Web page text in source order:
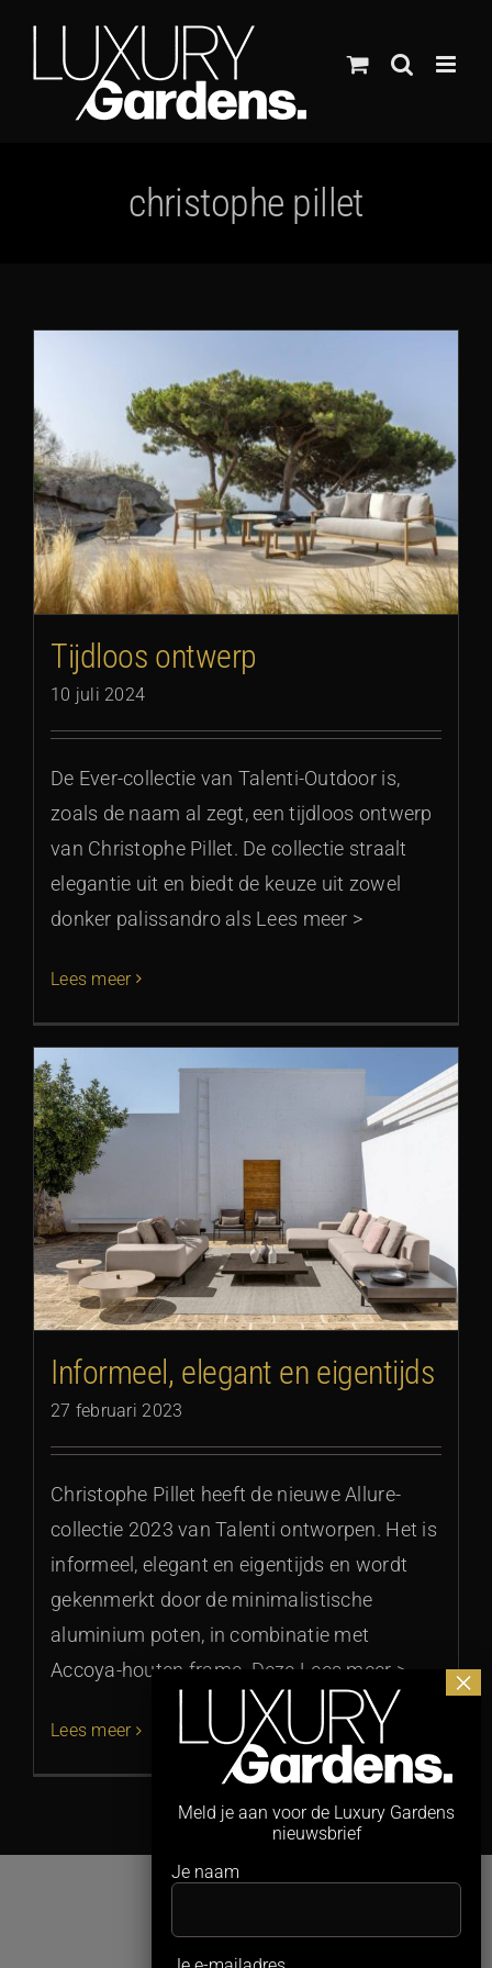
inhoud
christophe pillet
Tijdloos ontwerp
10 juli 2024
De Ever-collectie van Talenti-Outdoor is,
zoals de naam al zegt, een tijdloos ontwerp
van Christophe Pillet. De collectie straalt
elegantie uit en biedt de keuze uit zowel
donker palissandro als Lees meer >
Lees meer
Informeel, elegant en eigentijds
27 februari 2023
Christophe Pillet heeft de nieuwe Allure-
collectie 2023 van Talenti ontworpen. Het is
informeel, elegant en eigentijds en wordt
gekenmerkt door de minimalistische
aluminium poten, in combinatie met
Accoya-houten frame. Deze Lees meer >
Lees meer
Meld je aan voor de Luxury Gardens
nieuwsbrief
Je naam